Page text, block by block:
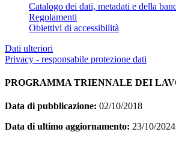
Catalogo dei dati, metadati e della
Regolamenti
Obiettivi di accessibilità
Dati ulteriori
Privacy - responsabile protezione dati
PROGRAMMA TRIENNALE DEI
Data di pubblicazione: 02/10/2018
Data di ultimo aggiornamento: 23/10/2024